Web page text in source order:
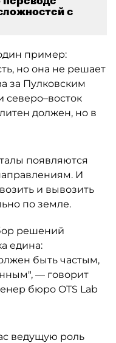
с
пример:
но она не решает
за Пулковским
должен, но в
появляются
И
и вывозить
по земле.
решений
едина:
быть частым,
— говорит
бюро OTS Lab
ведущую роль